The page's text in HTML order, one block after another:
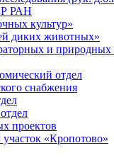
РАН
культур»
диких животных»
и природных
отдел
снабжения
проектов
«Кропотово»